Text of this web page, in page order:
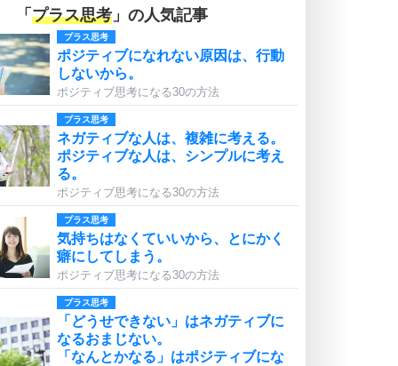
「 プラス思考 」の人気記事
プラス思考
ポジティブになれない原因は、行動
しないから。
ポジティブ思考になる30の方法
プラス思考
ネガティブな人は、複雑に考える。
ポジティブな人は、シンプルに考え
る。
ポジティブ思考になる30の方法
プラス思考
気持ちはなくていいから、とにかく
癖にしてしまう。
ポジティブ思考になる30の方法
プラス思考
「どうせできない」はネガティブに
なるおまじない。
「なんとかなる」はポジティブにな